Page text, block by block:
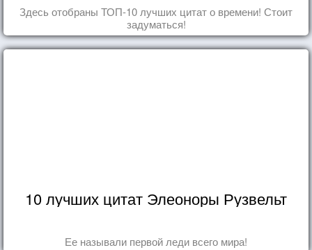
Здесь отобраны ТОП-10 лучших цитат о времени! Стоит
задуматься!
10 лучших цитат Элеоноры Рузвельт
Ее называли первой леди всего мира!